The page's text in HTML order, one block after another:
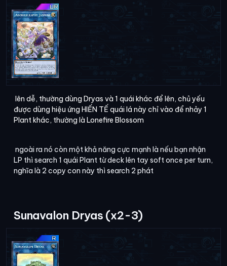
lên dễ, thường dùng Dryas và 1 quái khác để lên, chủ yếu
được dùng hiệu ứng HIẾN TẾ quái lá này chỉ vào để nhảy 1
Plant khác, thường là Lonefire Blossom
ngoài ra nó còn một khả năng cực mạnh là nếu bạn nhận
LP thì search 1 quái Plant từ deck lên tay soft once per turn,
nghĩa là 2 copy con này thì search 2 phát
Sunavalon Dryas (x2-3)